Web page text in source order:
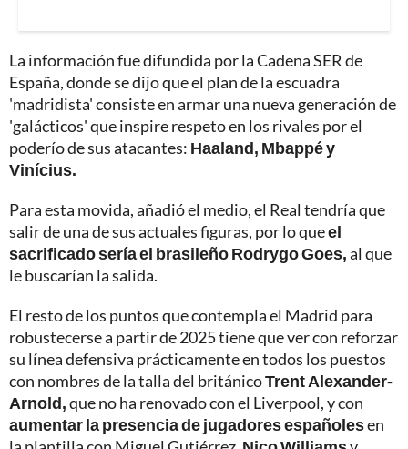
La información fue difundida por la Cadena SER de
España, donde se dijo que el plan de la escuadra
'madridista' consiste en armar una nueva generación de
'galácticos' que inspire respeto en los rivales por el
poderío de sus atacantes: Haaland, Mbappé y
Vinícius.
Para esta movida, añadió el medio, el Real tendría que
salir de una de sus actuales figuras, por lo queel
sacrificado sería el brasileño Rodrygo Goes,al que
le buscarían la salida.
El resto de los puntos que contempla el Madrid para
robustecerse a partir de 2025 tiene que ver con reforzar
su línea defensiva prácticamente en todos los puestos
con nombres de la talla del británicoTrent Alexander-
Arnold,que no ha renovado con el Liverpool, y con
aumentar la presencia de jugadores españolesen